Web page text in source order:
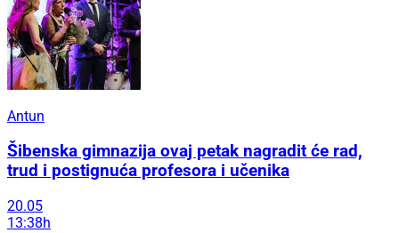
Antun
Šibenska gimnazija ovaj petak nagradit će rad,
trud i postignuća profesora i učenika
20.05
13:38h